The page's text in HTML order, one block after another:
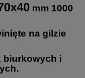
mm 1000
na gilzie
biurkowych i